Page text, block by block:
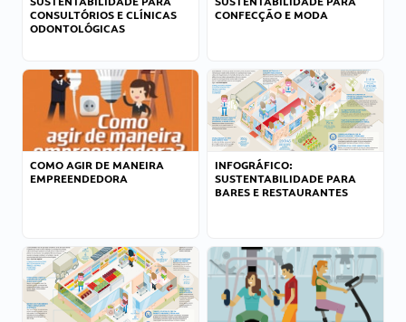
CONSULTÓRIOS E CLÍNICAS
ODONTOLÓGICAS
CONFECÇÃO E MODA
COMO AGIR DE MANEIRA
EMPREENDEDORA
INFOGRÁFICO:
SUSTENTABILIDADE PARA
BARES E RESTAURANTES